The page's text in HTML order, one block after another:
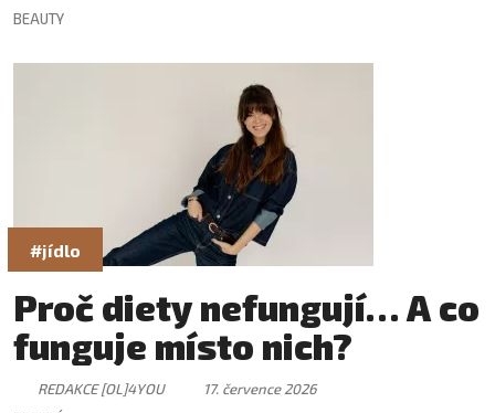
BEAUTY
#jídlo
Proč diety nefungují… A co
funguje místo nich?
REDAKCE [OL]4YOU
17. července 2026